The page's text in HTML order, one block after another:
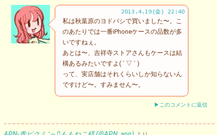
2013.4.19(金) 22:40
私は秋葉原のヨドバシで買いました〜。こ
のあたりでは一番iPhoneケースの品数が多
いですねぇ。
あとは〜、吉祥寺ストアさんもケースは結
構あるみたいですよ( ´ ▽ ` )
って、実店舗はそれくらいしか知らないん
ですけど〜。すみません〜。
▶このコメントに返信